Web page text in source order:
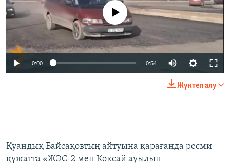
No media source currently available
0:00 0:54
Жүктеп алу
Қуандық Байсақовтың айтуына қарағанда ресми
құжатта «ЖЭС-2 мен Көксай ауылын